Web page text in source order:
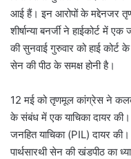
आई हैं। इन आरोपों के मद्देनजर
शीर्षान्या बनर्जी ने हाईकोर्ट में
की सुनवाई गुरुवार को हाई कोर्ट
सेन की पीठ के समक्ष होनी है।
12 मई को तृणमूल कांग्रेस ने
के संबंध में एक याचिका दायर की।
जनहित याचिका (PIL) दायर
पार्थसारथी सेन की खंडपीठ का